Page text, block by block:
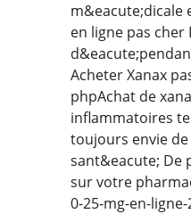
m&eacute;dicale
en ligne pas
Acheter Xanax
phpAchat de
inflammatoires
toujours envie
sant&eacute; De
sur votre
0-25-mg-en-